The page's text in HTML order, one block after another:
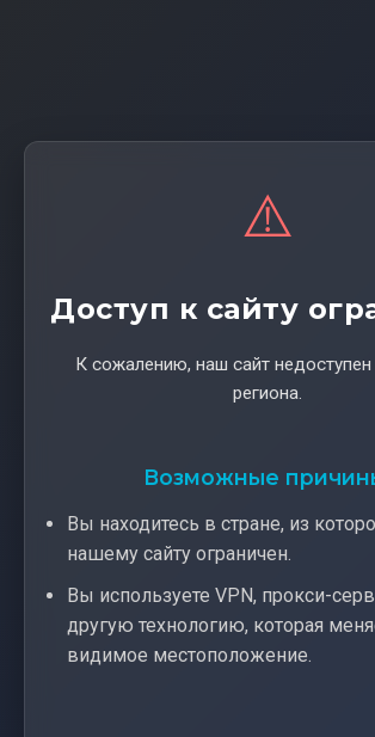
⚠️
Доступ к сайту
К сожалению, наш сайт недоступен
региона.
Возможные
Вы находитесь в стране, из
нашему сайту ограничен.
Вы используете VPN, прокси-
другую технологию, которая
видимое местоположение.